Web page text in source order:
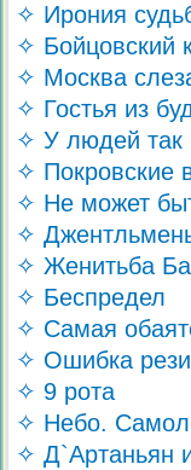
✧ Ирония
✧ Бойцовский
✧ Москва
✧ Гостья из
✧ У людей так
✧ Покровские
✧ Не может
✧
✧ Женитьба
✧ Беспредел
✧ Самая
✧ Ошибка
✧ 9 рота
✧ Небо.
✧ Д`Артаньян